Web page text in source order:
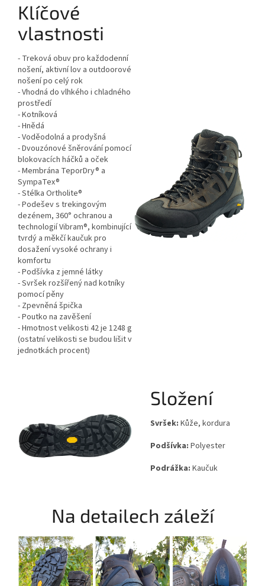
Klíčové
vlastnosti
- Treková obuv pro každodenní
nošení, aktivní lov a outdoorové
nošení po celý rok
- Vhodná do vlhkého i chladného
prostředí
- Kotníková
- Hnědá
- Voděodolná a prodyšná
- Dvouzónové šněrování pomocí
blokovacích háčků a oček
- Membrána TeporDry® a
SympaTex®
- Stélka Ortholite®
- Podešev s trekingovým
dezénem, 360° ochranou a
technologií Vibram®, kombinující
tvrdý a měkčí kaučuk pro
dosažení vysoké ochrany i
komfortu
- Podšívka z jemné látky
- Svršek rozšířený nad kotníky
pomocí pěny
- Zpevněná špička
- Poutko na zavěšení
- Hmotnost velikosti 42 je 1248 g
(ostatní velikosti se budou lišit v
jednotkách procent)
Složení
Svršek: Kůže, kordura
Podšívka: Polyester
Podrážka: Kaučuk
Na detailech záleží